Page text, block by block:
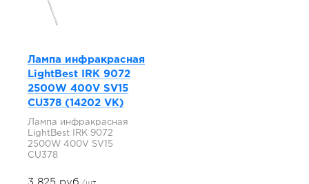
Лампа инфракрасная
LightBest IRK 9072
2500W 400V SV15
СU378 (14202 VK)
Лампа инфракрасная
LightBest IRK 9072
2500W 400V SV15
СU378